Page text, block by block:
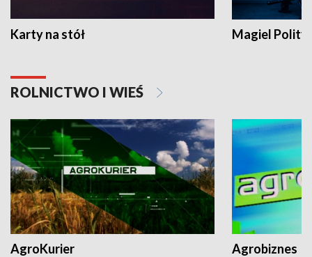
Karty na stół Magiel
ROLNICTWO I WIEŚ
AgroKurier Agrobiznes